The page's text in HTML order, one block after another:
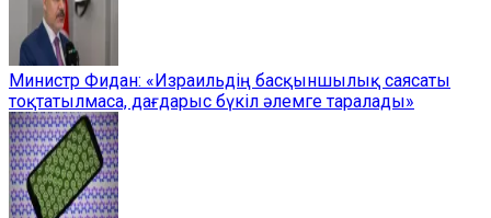
Министр Фидан: «Израильдің басқыншылық саясаты
тоқтатылмаса, дағдарыс бүкіл әлемге таралады»